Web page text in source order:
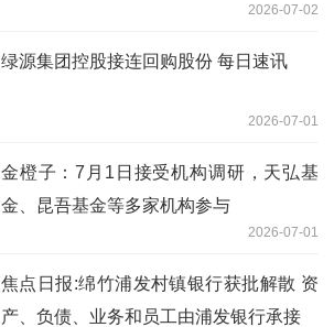
2026-07-02
绿源集团控股接连回购股份 每日速讯
2026-07-01
金橙子：7月1日接受机构调研，天弘基
金、昆吾基金等多家机构参与
2026-07-01
焦点日报:绵竹浦发村镇银行获批解散 资
产、负债、业务和员工由浦发银行承接